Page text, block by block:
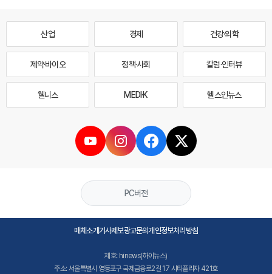
산업 경제 건강·의학
제약·바이오 정책·사회 칼럼·인터뷰
웰니스 MEDI·K 헬스인뉴스
PC버전
매체소개기사제보광고문의개인정보처리방침
제호: hinews(하이뉴스)
주소: 서울특별시 영등포구 국제금융로2길 17 시티플라자 421호